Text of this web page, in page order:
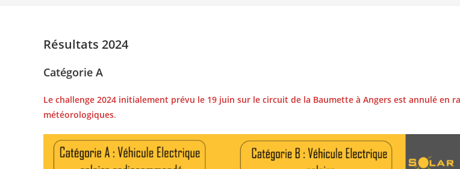
Résultats 2024
Catégorie A
Le challenge 2024 initialement prévu le 19 juin sur le circuit de la Baumette à Angers est annulé en
météorologiques.